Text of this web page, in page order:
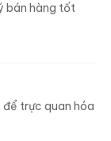
bán hàng tốt
để trực quan hóa